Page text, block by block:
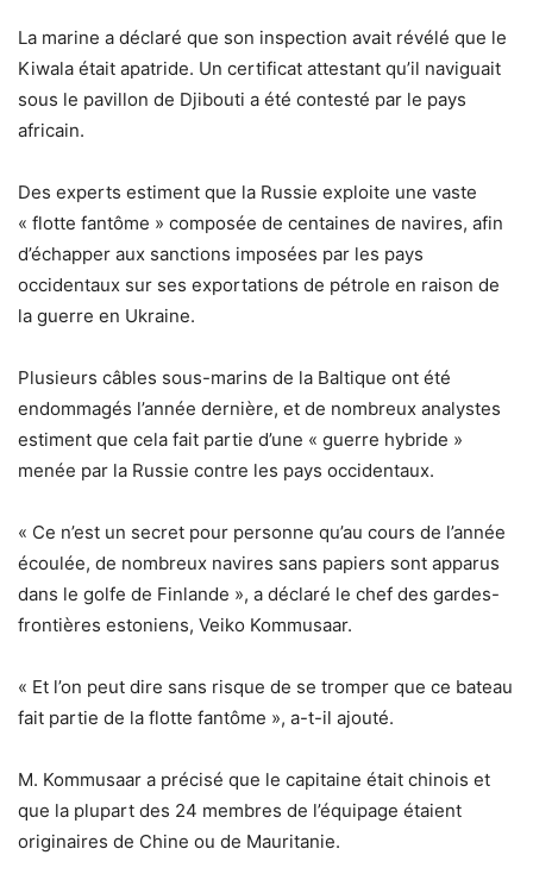
La marine a déclaré que son inspection avait révélé que le
Kiwala était apatride. Un certificat attestant qu’il naviguait
sous le pavillon de Djibouti a été contesté par le pays
africain.
Des experts estiment que la Russie exploite une vaste
« flotte fantôme » composée de centaines de navires, afin
d’échapper aux sanctions imposées par les pays
occidentaux sur ses exportations de pétrole en raison de
la guerre en Ukraine.
Plusieurs câbles sous-marins de la Baltique ont été
endommagés l’année dernière, et de nombreux analystes
estiment que cela fait partie d’une « guerre hybride »
menée par la Russie contre les pays occidentaux.
« Ce n’est un secret pour personne qu’au cours de l’année
écoulée, de nombreux navires sans papiers sont apparus
dans le golfe de Finlande », a déclaré le chef des gardes-
frontières estoniens, Veiko Kommusaar.
« Et l’on peut dire sans risque de se tromper que ce bateau
fait partie de la flotte fantôme », a-t-il ajouté.
M. Kommusaar a précisé que le capitaine était chinois et
que la plupart des 24 membres de l’équipage étaient
originaires de Chine ou de Mauritanie.